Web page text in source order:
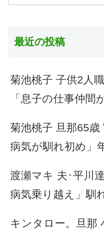
最近の投稿
菊池桃子 子供2人
「息子の仕事仲間
菊池桃子 旦那65
病気が馴れ初め」
渡瀬マキ 夫･平川
病気乗り越え」馴
キンタロー。旦那